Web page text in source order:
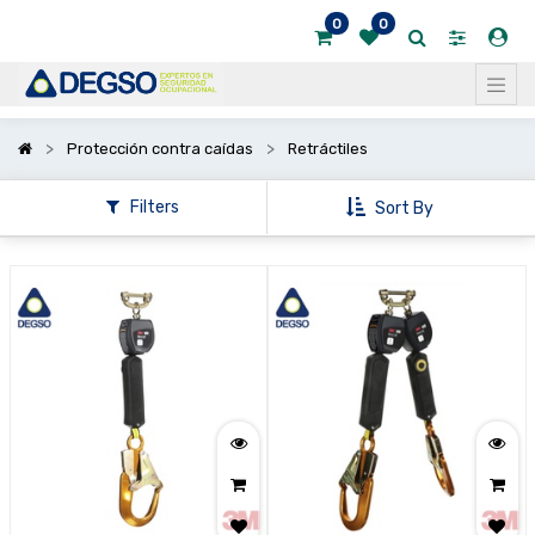
0 0
Protección contra caídas Retráctiles
Filters Sort By